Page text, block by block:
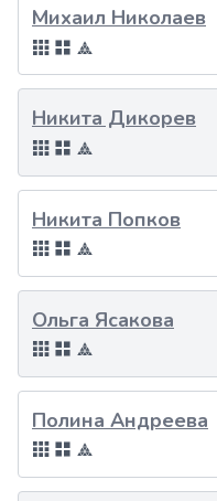
Михаил Николаев
Никита Дикорев
Никита Попков
Ольга Ясакова
Полина Андреева